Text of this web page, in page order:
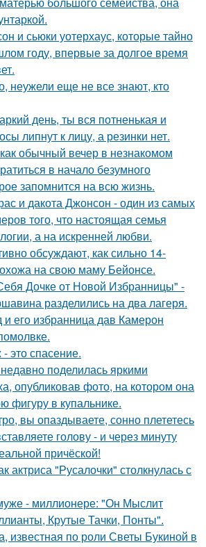
и сьюки уотерхаус, которые тайно
году, впервые за долгое время
неужели еще не все знают, кто
день, ты вся потненькая и
липнут к лицу, а резинки нет.
обычный вечер в незнакомом
в начало безумного
запомнится на всю жизнь.
и дакота Джонсон - один из самых
того, что настоящая семья
а на искренней любви.
обсуждают, как сильно 14-
на свою маму Бейонсе.
Дочке от Новой Избранницы" -
разделились на два лагеря.
его избранница дав Камерон
это спасение.
поделилась яркими
опубликовав фото, на котором она
фигуру в купальнике.
вы опаздываете, сонно плететесь
голову - и через минуту
причёской!
актриса "Русалочки" столкнулась с
- миллионере: "Он Мыслит
Крутые Тачки, Понты".
известная по роли Светы Букиной в